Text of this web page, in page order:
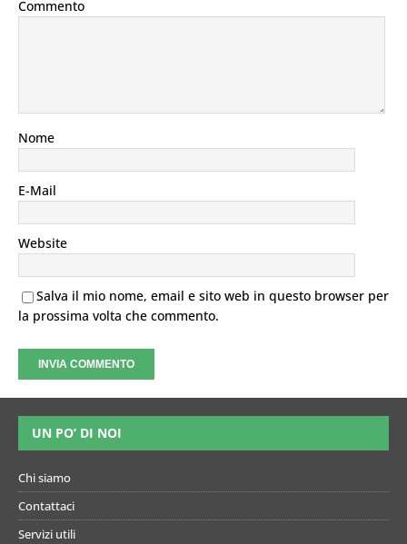
Commento
Nome
E-Mail
Website
Salva il mio nome, email e sito web in questo browser per
la prossima volta che commento.
UN PO’ DI NOI
Chi siamo
Contattaci
Servizi utili